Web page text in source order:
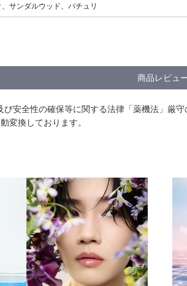
サンダルウッド、パチュリ
商品レビュ
安全性の確保等に関する法律「薬機法」厳守
変換しております。